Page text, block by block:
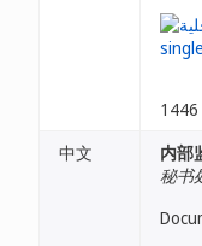
1446
中文
内部
秘书